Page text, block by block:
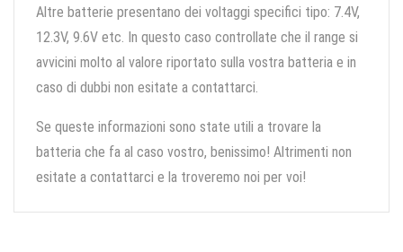
Altre batterie presentano dei voltaggi specifici tipo: 7.4V,
12.3V, 9.6V etc. In questo caso controllate che il range si
avvicini molto al valore riportato sulla vostra batteria e in
caso di dubbi non esitate a contattarci.
Se queste informazioni sono state utili a trovare la
batteria che fa al caso vostro, benissimo! Altrimenti non
esitate a contattarci e la troveremo noi per voi!